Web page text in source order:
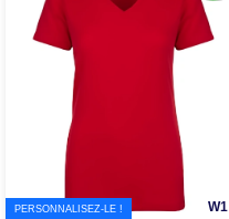
W1
PERSONNALISEZ-LE !